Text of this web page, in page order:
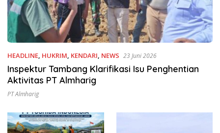
HEADLINE, HUKRIM, KENDARI, NEWS 23 Juni 2026
Inspektur Tambang Klarifikasi Isu Penghentian
Aktivitas PT Almharig
PT Almharig